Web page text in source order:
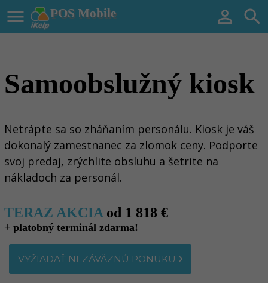
POS Mobile
  
Samoobslužný kiosk
Netrápte sa so zháňaním personálu. Kiosk je váš
dokonalý zamestnanec za zlomok ceny. Podporte
svoj predaj, zrýchlite obsluhu a šetrite na
nákladoch za personál.
TERAZ AKCIA od 1 818 €
+ platobný terminál zdarma!
VYŽIADAŤ NEZÁVÄZNÚ PONUKU